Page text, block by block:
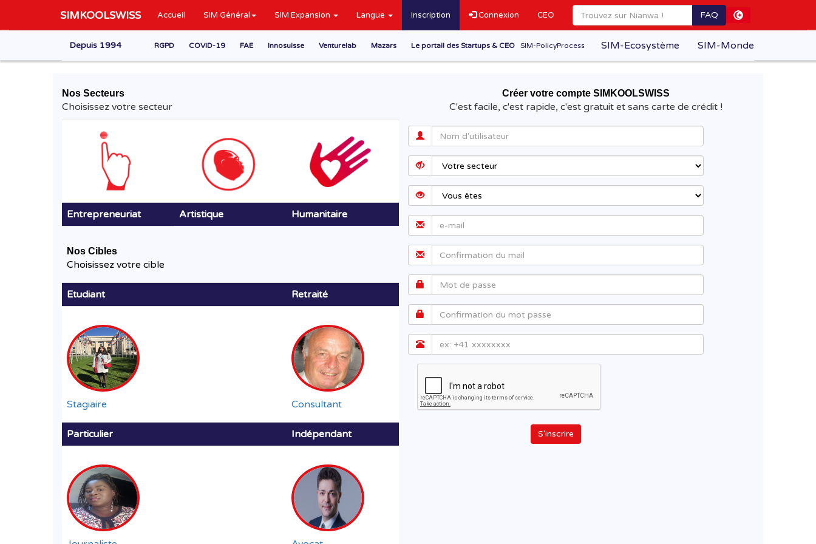
SIMKOOLSWISS Accueil SIM Général SIM Expansion Langue Inscription Connexion CEO FAQ
Depuis 1994 SIM-Monde
SIM-Ecosystème
SIM-PolicyProcess
Le portail des Startups & CEO
Mazars
Venturelab
Innosuisse
FAE
COVID-19
RGPD
Nos Secteurs
Choisissez votre secteur
Entrepreneuriat Artistique Humanitaire
Nos Cibles
Choisissez votre cible
Etudiant Retraité
Stagiaire Consultant
Particulier Indépendant
Créer votre compte SIMKOOLSWISS
C'est facile, c'est rapide, c'est gratuit et sans carte de crédit !
S'inscrire